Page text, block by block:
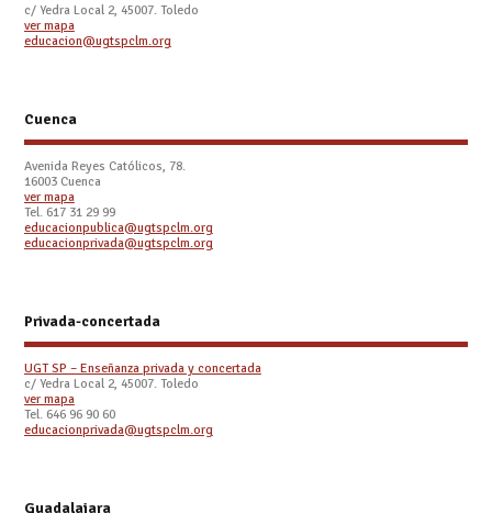
c/ Yedra Local 2, 45007. Toledo
ver mapa
educacion@ugtspclm.org
Cuenca
Avenida Reyes Católicos, 78.
16003 Cuenca
ver mapa
Tel. 617 31 29 99
educacionpublica@ugtspclm.org
educacionprivada@ugtspclm.org
Privada-concertada
UGT SP – Enseñanza privada y concertada
c/ Yedra Local 2, 45007. Toledo
ver mapa
Tel. 646 96 90 60
educacionprivada@ugtspclm.org
Guadalajara